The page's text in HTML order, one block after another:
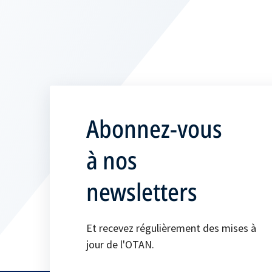
Abonnez-vous
à nos
newsletters
Et recevez régulièrement des mises à
jour de l'OTAN.